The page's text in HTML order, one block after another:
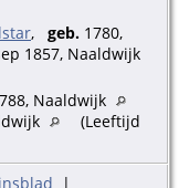
, geb. 1780,
1857, Naaldwijk
Naaldwijk
(Leeftijd
|